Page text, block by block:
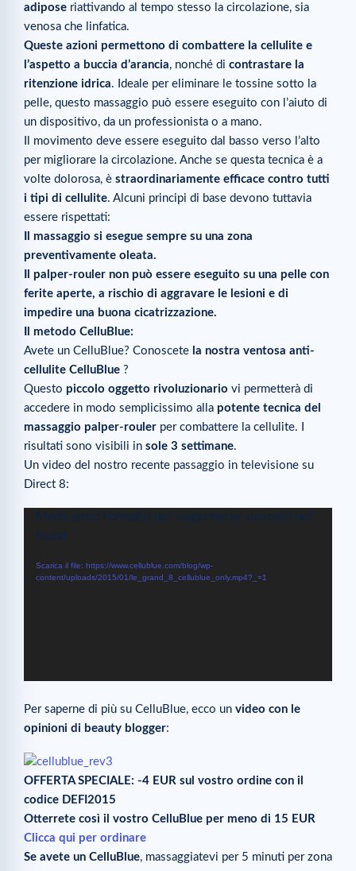
adipose riattivando al tempo stesso la circolazione, sia
venosa che linfatica.
Queste azioni permettono di combattere la cellulite e
l’aspetto a buccia d’arancia, nonché di contrastare la
ritenzione idrica. Ideale per eliminare le tossine sotto la
pelle, questo massaggio può essere eseguito con l’aiuto di
un dispositivo, da un professionista o a mano.
Il movimento deve essere eseguito dal basso verso l’alto
per migliorare la circolazione. Anche se questa tecnica è a
volte dolorosa, è straordinariamente efficace contro tutti
i tipi di cellulite. Alcuni principi di base devono tuttavia
essere rispettati:
Il massaggio si esegue sempre su una zona
preventivamente oleata.
Il palper-rouler non può essere eseguito su una pelle con
ferite aperte, a rischio di aggravare le lesioni e di
impedire una buona cicatrizzazione.
Il metodo CelluBlue:
Avete un CelluBlue? Conoscete la nostra ventosa anti-
cellulite CelluBlue ?
Questo piccolo oggetto rivoluzionario vi permetterà di
accedere in modo semplicissimo alla potente tecnica del
massaggio palper-rouler per combattere la cellulite. I
risultati sono visibili in sole 3 settimane.
Un video del nostro recente passaggio in televisione su
Direct 8:
Video
Player
Media error: Format(s) not supported or source(s) not
found
Scarica il file: https://www.cellublue.com/blog/wp-
content/uploads/2015/01/le_grand_8_cellublue_only.mp4?_=1
Per saperne di più su CelluBlue, ecco un video con le
opinioni di beauty blogger:
OFFERTA SPECIALE: -4 EUR sul vostro ordine con il
codice DEFI2015
Otterrete così il vostro CelluBlue per meno di 15 EUR
Clicca qui per ordinare
Se avete un CelluBlue, massaggiatevi per 5 minuti per zona